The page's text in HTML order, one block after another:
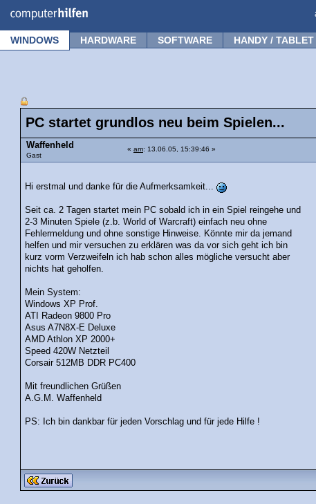
WINDOWS HARDWARE SOFTWARE HANDY / TABLET
PC startet grundlos neu beim Spielen...
Waffenheld
Gast
« am: 13.06.05, 15:39:46 »
Hi erstmal und danke für die Aufmerksamkeit...
Seit ca. 2 Tagen startet mein PC sobald ich in ein Spiel reingehe und
2-3 Minuten Spiele (z.b. World of Warcraft) einfach neu ohne
Fehlermeldung und ohne sonstige Hinweise. Könnte mir da jemand
helfen und mir versuchen zu erklären was da vor sich geht ich bin
kurz vorm Verzweifeln ich hab schon alles mögliche versucht aber
nichts hat geholfen.
Mein System:
Windows XP Prof.
ATI Radeon 9800 Pro
Asus A7N8X-E Deluxe
AMD Athlon XP 2000+
Speed 420W Netzteil
Corsair 512MB DDR PC400
Mit freundlichen Grüßen
A.G.M. Waffenheld
PS: Ich bin dankbar für jeden Vorschlag und für jede Hilfe !